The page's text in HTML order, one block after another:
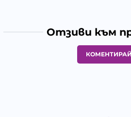
Отзиви към
КОМЕНТИРАЙ